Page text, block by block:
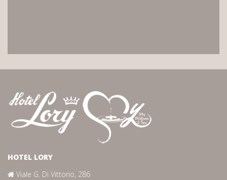
HOTEL LORY
Viale G. Di Vittorio, 286